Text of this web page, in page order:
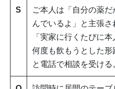
S
ご本人は「自分の薬
んでいるよ」と主張
「実家に行くたびに
何度も飲もうとした形
と電話で相談を受ける